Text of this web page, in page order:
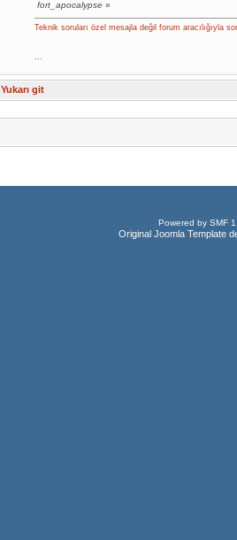
fort_apocalypse»
Teknik soruları özel mesajla değil forum aracılığıyla
...
Yukarı git
Powered by SMF
Original Joomla Template